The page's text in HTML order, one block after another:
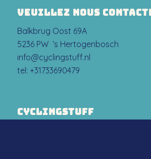
VEUILLEZ NOUS
Balkbrug Oost 69A
5236 PW ‘s Hertogenbosch
info@cyclingstuff.nl
tel: +31733690479
CYCLINGSTUFF